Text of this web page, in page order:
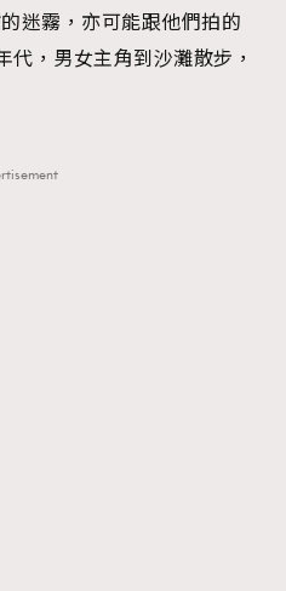
迷霧，亦可能跟他們拍的
，男女主角到沙灘散步，